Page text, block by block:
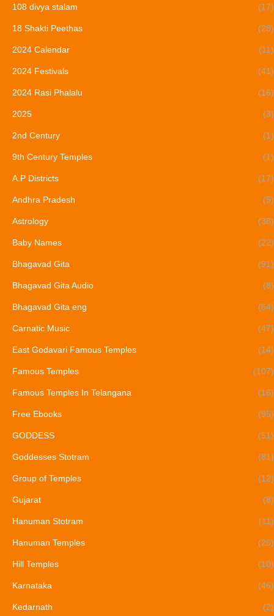
108 divya stalam (17)
18 Shakti Peethas (28)
2024 Calendar (11)
2024 Festivals (41)
2024 Rasi Phalalu (16)
2025 (3)
2nd Century (1)
9th Century Temples (1)
A.P Districts (17)
Andhra Pradesh (5)
Astrology (38)
Baby Names (22)
Bhagavad Gita (91)
Bhagavad Gita Audio (8)
Bhagavad Gita eng (64)
Carnatic Music (47)
East Godavari Famous Temples (14)
Famous Temples (107)
Famous Temples In Telangana (16)
Free Ebooks (95)
GODDESS (51)
Goddesses Stotram (81)
Group of Temples (12)
Gujarat (8)
Hanuman Stotram (11)
Hanuman Temples (26)
Hill Temples (10)
Karnataka (46)
Kedarnath (2)